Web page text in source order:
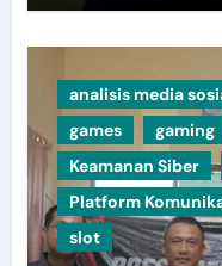
analisis media
games
gaming
Keamanan Siber
Platform
slot